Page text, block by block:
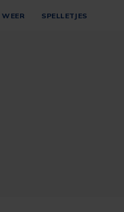
SPELLETJES